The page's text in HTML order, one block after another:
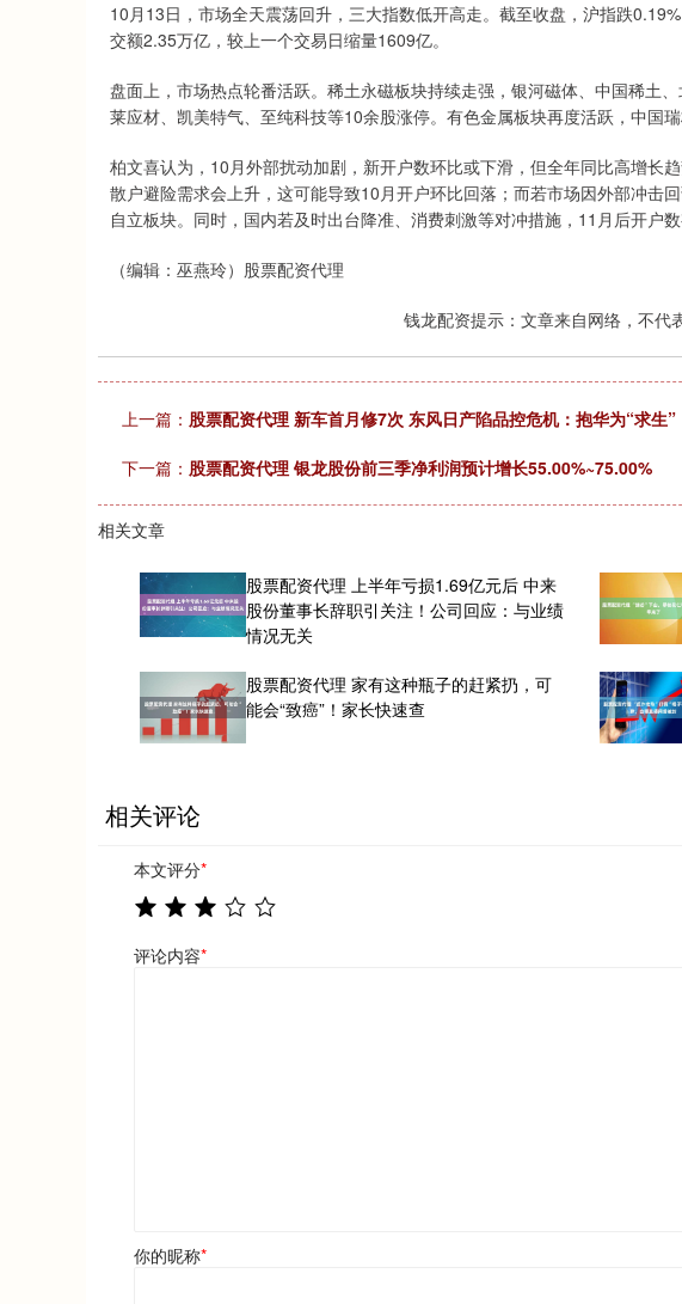
10月13日，市场全天震荡回升，三大指数低开高走。截至收盘，沪指跌
交额2.35万亿，较上一个交易日缩量1609亿。
盘面上，市场热点轮番活跃。稀土永磁板块持续走强，银河磁体、中国稀土
莱应材、凯美特气、至纯科技等10余股涨停。有色金属板块再度活跃，中国瑞
柏文喜认为，10月外部扰动加剧，新开户数环比或下滑，但全年同比高增长
散户避险需求会上升，这可能导致10月开户环比回落；而若市场因外部冲击
自立板块。同时，国内若及时出台降准、消费刺激等对冲措施，11月后开户数
（编辑：巫燕玲）股票配资代理
钱龙配资提示：文章来自网络，不代
上一篇： 股票配资代理 新车首月修7次 东风日产陷品控危机：抱华为“求生”
下一篇： 股票配资代理 银龙股份前三季净利润预计增长55.00%~75.00%
相关文章
股票配资代理 上半年亏损1.69亿元后 中来
股份董事长辞职引关注！公司回应：与业绩
情况无关
股票配资代理 家有这种瓶子的赶紧扔，可
能会“致癌”！家长快速查
相关评论
本文评分*
评论内容*
你的昵称*